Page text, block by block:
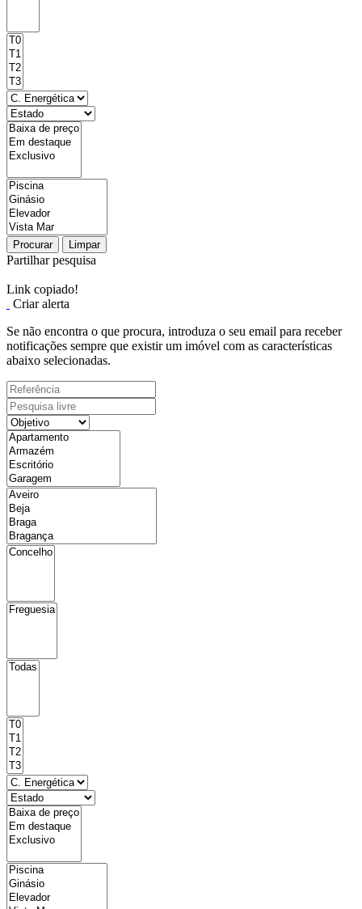
Procurar Limpar
Partilhar pesquisa
Link copiado!
Criar alerta
Se não encontra o que procura, introduza o seu email para receber
notificações sempre que existir um imóvel com as características
abaixo selecionadas.